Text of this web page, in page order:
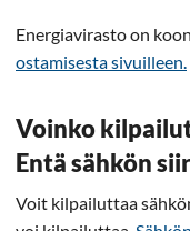
Energiavirasto on
ostamisesta sivuilleen.
Voinko
Entä sähkön
Voit kilpailuttaa